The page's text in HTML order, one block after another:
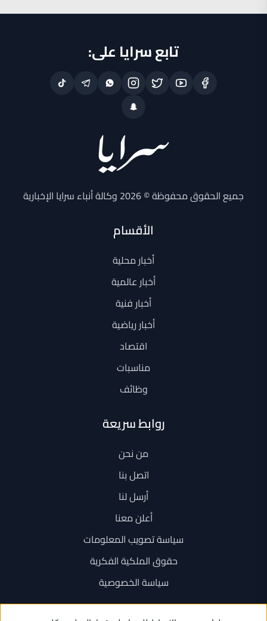
تابع سرايا على:
جميع الحقوق محفوظة © 2026 وكالة أنباء سرايا الإخبارية
الأقسام
أخبار محلية
أخبار عالمية
أخبار فنية
أخبار رياضية
اقتصاد
مناسبات
وظائف
روابط سريعة
من نحن
اتصل بنا
أرسل لنا
أعلن معنا
سياسة تصويب المعلومات
حقوق الملكية الفكرية
سياسة الخصوصية
اتصل بنا